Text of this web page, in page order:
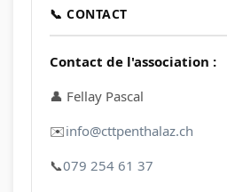
📞 CONTACT
Contact de l'association :
👤 Fellay Pascal
✉️info@cttpenthalaz.ch
📞079 254 61 37